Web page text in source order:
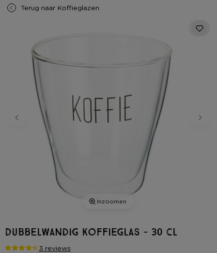
Terug naar Koffieglazen
Inzoomen
Dubbelwandig koffieglas - 30 cl
3 reviews